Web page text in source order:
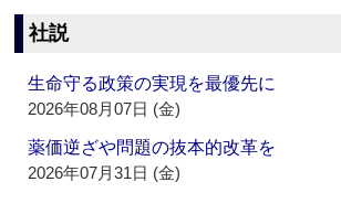
社説
生命守る政策の実現を最優先に
2026年08月07日 (金)
薬価逆ざや問題の抜本的改革を
2026年07月31日 (金)